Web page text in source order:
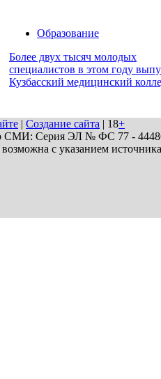
Образование
Более двух тысяч молодых
специалистов в этом году
Кузбасский медицинский
| Создание сайта | 18+
СМИ: Серия ЭЛ № ФС 77 - 44486
с указанием